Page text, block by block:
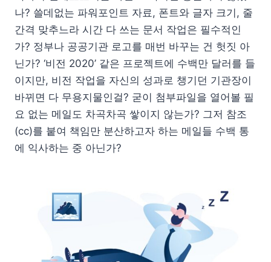
나? 쓸데없는 파워포인트 자료, 폰트와 글자 크기, 줄
간격 맞추느라 시간 다 쓰는 문서 작업은 필수적인
가? 정부나 공공기관 로고를 매번 바꾸는 건 헛짓 아
닌가? ‘비전 2020’ 같은 프로젝트에 수백만 달러를 들
이지만, 비전 작업을 자신의 성과로 챙기던 기관장이
바뀌면 다 무용지물인걸? 굳이 첨부파일을 열어볼 필
요 없는 메일도 차곡차곡 쌓이지 않는가? 그저 참조
(cc)를 붙여 책임만 분산하고자 하는 메일들 수백 통
에 익사하는 중 아닌가?